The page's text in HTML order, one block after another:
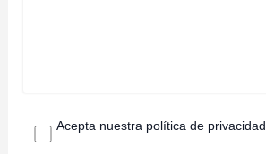
Acepta nuestra política de privacidad